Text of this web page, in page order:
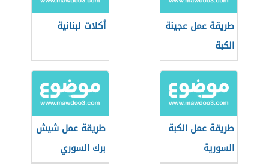
طريقة عمل عجينة
الكبة
أكلات لبنانية
طريقة عمل الكبة
السورية
طريقة عمل شيش
برك السوري